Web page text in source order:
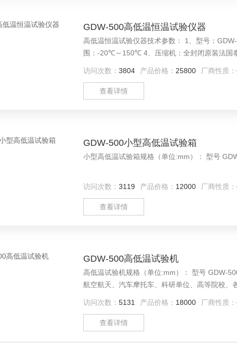
GDW-500高低温恒温试验仪器
高低温恒温试验仪器技术参数： 1、型号：
围：-20℃～150℃ 4、压缩机：全封闭原装法国
访问次数： 3804 产品价格： 25800 厂商性质：
查看详情
GDW-500小型高低温试验箱
小型高低温试验
访问次数： 3119 产品价格： 12000 厂商性质：
查看详情
GDW-500高低温试验机
高低温试验机规格（单位:mm）： 型号 GDW-500 内形尺
航空航天、汽车摩托车、科研单位、高等院校、
访问次数： 5131 产品价格： 18000 厂商性质：
查看详情